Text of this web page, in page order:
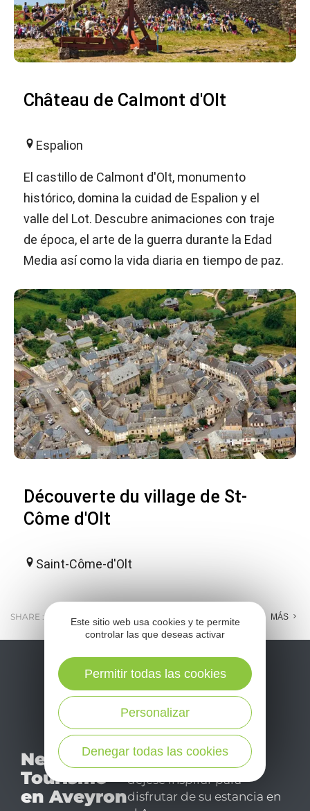
Château de Calmont d'Olt
Espalion
El castillo de Calmont d'Olt, monumento
histórico, domina la cuidad de Espalion y el
valle del Lot. Descubre animaciones con traje
de época, el arte de la guerra durante la Edad
Media así como la vida diaria en tiempo de paz.
Découverte du village de St-
Côme d'Olt
Saint-Côme-d'Olt
SHARE : E-MAIL MESSENGER FACEBOOK MÁS
Newsletter
Tourismo
en Aveyron
No se pierda nuestro
mensual newsletter y
déjese inspirar para
disfrutar de su estancia en
Este sitio web usa cookies y te permite
controlar las que deseas activar
Denegar todas las cookies
Personalizar
Permitir todas las cookies